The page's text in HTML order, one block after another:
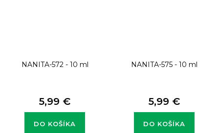
NANITA-572 - 10 ml
5,99 €
DO KOŠÍKA
NANITA-575 - 10 ml
5,99 €
DO KOŠÍKA